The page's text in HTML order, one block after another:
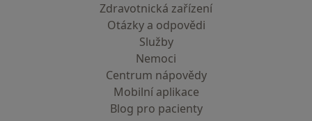
Zdravotnická zařízení
Otázky a odpovědi
Služby
Nemoci
Centrum nápovědy
Mobilní aplikace
Blog pro pacienty